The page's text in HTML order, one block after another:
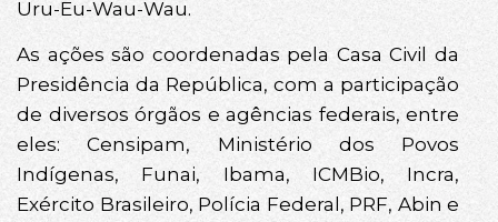
Uru-Eu-Wau-Wau.
As ações são coordenadas pela Casa Civil da
Presidência da República, com a participação
de diversos órgãos e agências federais, entre
eles: Censipam, Ministério dos Povos
Indígenas, Funai, Ibama, ICMBio, Incra,
Exército Brasileiro, Polícia Federal, PRF, Abin e